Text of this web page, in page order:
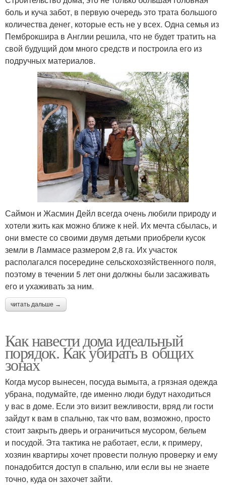
боль и куча забот, в первую очередь это трата большого
количества денег, которые есть не у всех. Одна семья из
Пемброкшира в Англии решила, что не будет тратить на
свой будущий дом много средств и построила его из
подручных материалов.
Саймон и Жасмин Дейл всегда очень любили природу и
хотели жить как можно ближе к ней. Их мечта сбылась, и
они вместе со своими двумя детьми приобрели кусок
земли в Ламмасе размером 2,8 га. Их участок
располагался посередине сельскохозяйственного поля,
поэтому в течении 5 лет они должны были засаживать
его и ухаживать за ним.
читать дальше →
Как навести дома идеальный
порядок. Как убирать в общих
зонах
Когда мусор вынесен, посуда вымыта, а грязная одежда
убрана, подумайте, где именно люди будут находиться
у вас в доме. Если это визит вежливости, вряд ли гости
зайдут к вам в спальню, так что вам, возможно, просто
стоит закрыть дверь и ограничиться мусором, бельем
и посудой. Эта тактика не работает, если, к примеру,
хозяин квартиры хочет провести полную проверку и ему
понадобится доступ в спальню, или если вы не знаете
точно, куда он захочет зайти.